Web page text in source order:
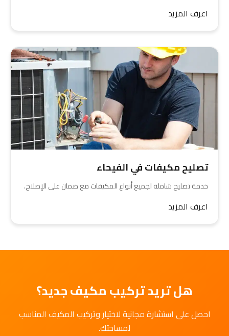
اعرف المزيد
تصليح مكيفات في الفيحاء
خدمة تصليح شاملة لجميع أنواع المكيفات مع ضمان على الإصلاح.
اعرف المزيد
هل تريد تركيب مكيف جديد؟
احصل على استشارة مجانية لاختيار وتركيب المكيف المناسب
لمساحتك.